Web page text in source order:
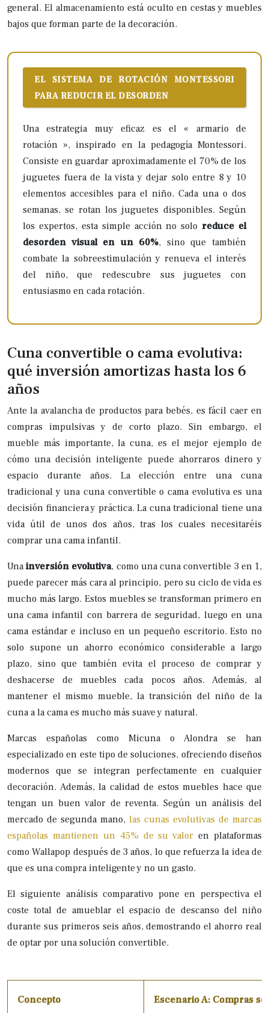
general. El almacenamiento está oculto en cestas y muebles
bajos que forman parte de la decoración.
EL SISTEMA DE ROTACIÓN MONTESSORI
PARA REDUCIR EL DESORDEN
Una estrategia muy eficaz es el « armario de
rotación », inspirado en la pedagogía Montessori.
Consiste en guardar aproximadamente el 70% de los
juguetes fuera de la vista y dejar solo entre 8 y 10
elementos accesibles para el niño. Cada una o dos
semanas, se rotan los juguetes disponibles. Según
los expertos, esta simple acción no solo reduce el
desorden visual en un 60%, sino que también
combate la sobreestimulación y renueva el interés
del niño, que redescubre sus juguetes con
entusiasmo en cada rotación.
Cuna convertible o cama evolutiva:
qué inversión amortizas hasta los 6
años
Ante la avalancha de productos para bebés, es fácil caer en
compras impulsivas y de corto plazo. Sin embargo, el
mueble más importante, la cuna, es el mejor ejemplo de
cómo una decisión inteligente puede ahorraros dinero y
espacio durante años. La elección entre una cuna
tradicional y una cuna convertible o cama evolutiva es una
decisión financiera y práctica. La cuna tradicional tiene una
vida útil de unos dos años, tras los cuales necesitaréis
comprar una cama infantil.
Unainversión evolutiva, como una cuna convertible 3 en 1,
puede parecer más cara al principio, pero su ciclo de vida es
mucho más largo. Estos muebles se transforman primero en
una cama infantil con barrera de seguridad, luego en una
cama estándar e incluso en un pequeño escritorio. Esto no
solo supone un ahorro económico considerable a largo
plazo, sino que también evita el proceso de comprar y
deshacerse de muebles cada pocos años. Además, al
mantener el mismo mueble, la transición del niño de la
cuna a la cama es mucho más suave y natural.
Marcas españolas como Micuna o Alondra se han
especializado en este tipo de soluciones, ofreciendo diseños
modernos que se integran perfectamente en cualquier
decoración. Además, la calidad de estos muebles hace que
tengan un buen valor de reventa. Según un análisis del
mercado de segunda mano, las cunas evolutivas de marcas
españolas mantienen un 45% de su valor en plataformas
como Wallapop después de 3 años, lo que refuerza la idea de
que es una compra inteligente y no un gasto.
El siguiente análisis comparativo pone en perspectiva el
coste total de amueblar el espacio de descanso del niño
durante sus primeros seis años, demostrando el ahorro real
de optar por una solución convertible.
Concepto Escenario A: Compras